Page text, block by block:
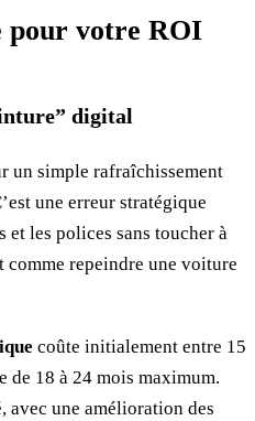
pour votre ROI
digital
un simple rafraîchissement
une erreur stratégique
et les polices sans toucher à
comme repeindre une voiture
coûte initialement entre 15
de 18 à 24 mois maximum.
avec une amélioration des